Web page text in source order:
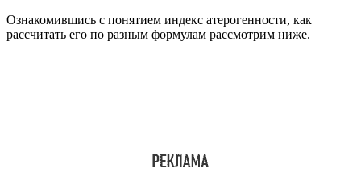
Ознакомившись с понятием индекс атерогенности, как
рассчитать его по разным формулам рассмотрим ниже.